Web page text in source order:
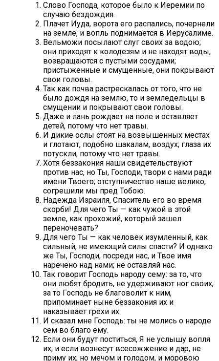
Слово Господа, которое было к Иеремии по
случаю бездождия.
Плачет Иуда, ворота его распались, почернели
на земле, и вопль поднимается в Иерусалиме.
Вельможи посылают слуг своих за водою;
они приходят к колодезям и не находят воды;
возвращаются с пустыми сосудами;
пристыженные и смущенные, они покрывают
свои головы.
Так как почва растрескалась от того, что не
было дождя на землю, то и земледельцы в
смущении и покрывают свои головы.
Даже и лань рождает на поле и оставляет
детей, потому что нет травы.
И дикие ослы стоят на возвышенных местах
и глотают, подобно шакалам, воздух; глаза их
потускли, потому что нет травы.
Хотя беззакония наши свидетельствуют
против нас, но Ты, Господи, твори с нами ради
имени Твоего; отступничество наше велико,
согрешили мы пред Тобою.
Надежда Израиля, Спаситель его во время
скорби! Для чего Ты — как чужой в этой
земле, как прохожий, который зашел
переночевать?
Для чего Ты — как человек изумленный, как
сильный, не имеющий силы спасти? И однако
же Ты, Господи, посреди нас, и Твое имя
наречено над нами; не оставляй нас.
Так говорит Господь народу сему: за то, что
они любят бродить, не удерживают ног своих,
за то Господь не благоволит к ним,
припоминает ныне беззакония их и
наказывает грехи их.
И сказал мне Господь: ты не молись о народе
сем во благо ему.
Если они будут поститься, Я не услышу вопля
их; и если вознесут всесожжение и дар, не
приму их; но мечом и голодом, и моровою